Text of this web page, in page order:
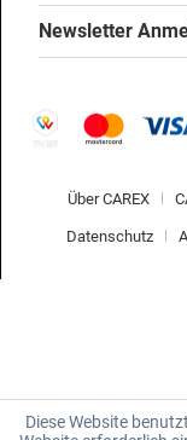
Newsletter
Über CAREX
Datenschutz
Diese Website